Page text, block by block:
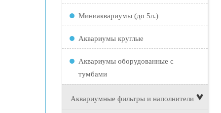
Миниаквариумы (до 5л.)
Аквариумы круглые
Аквариумы оборудованные с
тумбами
Аквариумные фильтры и наполнители